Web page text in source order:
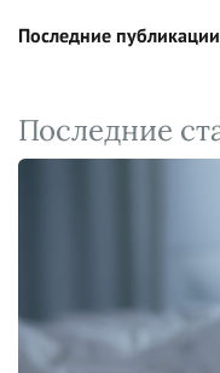
Последние публикации
Последние